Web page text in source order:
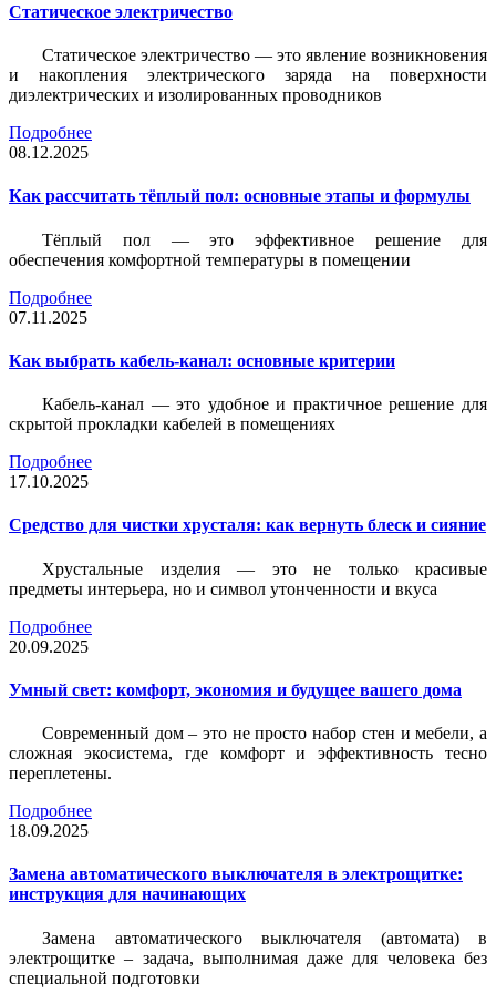
Статическое электричество
Статическое электричество — это явление возникновения
и накопления электрического заряда на поверхности
диэлектрических и изолированных проводников
Подробнее
08.12.2025
Как рассчитать тёплый пол: основные этапы и формулы
Тёплый пол — это эффективное решение для
обеспечения комфортной температуры в помещении
Подробнее
07.11.2025
Как выбрать кабель-канал: основные критерии
Кабель-канал — это удобное и практичное решение для
скрытой прокладки кабелей в помещениях
Подробнее
17.10.2025
Средство для чистки хрусталя: как вернуть блеск и сияние
Хрустальные изделия — это не только красивые
предметы интерьера, но и символ утонченности и вкуса
Подробнее
20.09.2025
Умный свет: комфорт, экономия и будущее вашего дома
Современный дом – это не просто набор стен и мебели, а
сложная экосистема, где комфорт и эффективность тесно
переплетены.
Подробнее
18.09.2025
Замена автоматического выключателя в электрощитке:
инструкция для начинающих
Замена автоматического выключателя (автомата) в
электрощитке – задача, выполнимая даже для человека без
специальной подготовки